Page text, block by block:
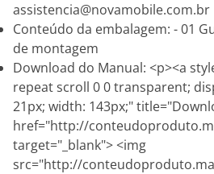
assistencia@novamobile.com.br
Conteúdo da embalagem: - 01
de montagem
Download do Manual: <p><a
repeat scroll 0 0 transparent;
21px; width: 143px;"
href="http://
target="_blank"> <img
src="http://